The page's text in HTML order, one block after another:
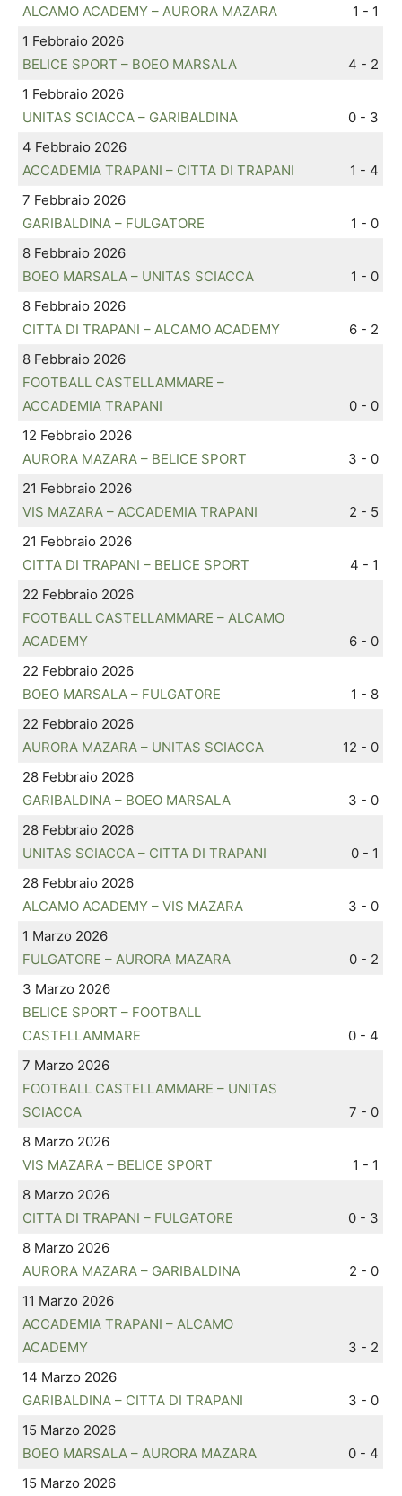
ALCAMO ACADEMY – AURORA MAZARA
1 - 1
1 Febbraio 2026
BELICE SPORT – BOEO MARSALA
4 - 2
1 Febbraio 2026
UNITAS SCIACCA – GARIBALDINA
0 - 3
4 Febbraio 2026
ACCADEMIA TRAPANI – CITTA DI TRAPANI
1 - 4
7 Febbraio 2026
GARIBALDINA – FULGATORE
1 - 0
8 Febbraio 2026
BOEO MARSALA – UNITAS SCIACCA
1 - 0
8 Febbraio 2026
CITTA DI TRAPANI – ALCAMO ACADEMY
6 - 2
8 Febbraio 2026
FOOTBALL CASTELLAMMARE –
ACCADEMIA TRAPANI
0 - 0
12 Febbraio 2026
AURORA MAZARA – BELICE SPORT
3 - 0
21 Febbraio 2026
VIS MAZARA – ACCADEMIA TRAPANI
2 - 5
21 Febbraio 2026
CITTA DI TRAPANI – BELICE SPORT
4 - 1
22 Febbraio 2026
FOOTBALL CASTELLAMMARE – ALCAMO
ACADEMY
6 - 0
22 Febbraio 2026
BOEO MARSALA – FULGATORE
1 - 8
22 Febbraio 2026
AURORA MAZARA – UNITAS SCIACCA
12 - 0
28 Febbraio 2026
GARIBALDINA – BOEO MARSALA
3 - 0
28 Febbraio 2026
UNITAS SCIACCA – CITTA DI TRAPANI
0 - 1
28 Febbraio 2026
ALCAMO ACADEMY – VIS MAZARA
3 - 0
1 Marzo 2026
FULGATORE – AURORA MAZARA
0 - 2
3 Marzo 2026
BELICE SPORT – FOOTBALL
CASTELLAMMARE
0 - 4
7 Marzo 2026
FOOTBALL CASTELLAMMARE – UNITAS
SCIACCA
7 - 0
8 Marzo 2026
VIS MAZARA – BELICE SPORT
1 - 1
8 Marzo 2026
CITTA DI TRAPANI – FULGATORE
0 - 3
8 Marzo 2026
AURORA MAZARA – GARIBALDINA
2 - 0
11 Marzo 2026
ACCADEMIA TRAPANI – ALCAMO
ACADEMY
3 - 2
14 Marzo 2026
GARIBALDINA – CITTA DI TRAPANI
3 - 0
15 Marzo 2026
BOEO MARSALA – AURORA MAZARA
0 - 4
15 Marzo 2026